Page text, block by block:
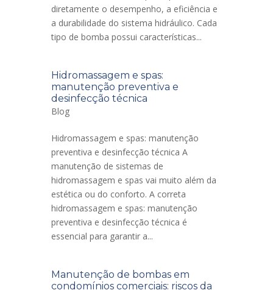
diretamente o desempenho, a eficiência e
a durabilidade do sistema hidráulico. Cada
tipo de bomba possui características...
Hidromassagem e spas:
manutenção preventiva e
desinfecção técnica
Blog
Hidromassagem e spas: manutenção
preventiva e desinfecção técnica A
manutenção de sistemas de
hidromassagem e spas vai muito além da
estética ou do conforto. A correta
hidromassagem e spas: manutenção
preventiva e desinfecção técnica é
essencial para garantir a...
Manutenção de bombas em
condomínios comerciais: riscos da